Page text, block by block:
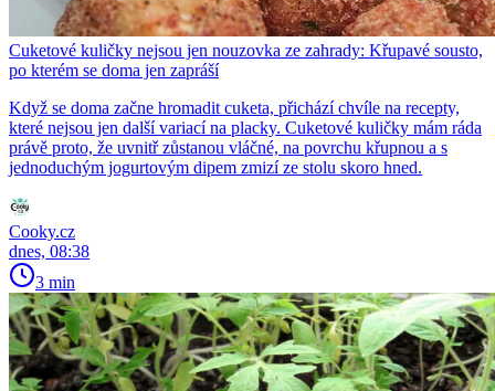
Cuketové kuličky nejsou jen nouzovka ze zahrady: Křupavé sousto,
po kterém se doma jen zapráší
Když se doma začne hromadit cuketa, přichází chvíle na recepty,
které nejsou jen další variací na placky. Cuketové kuličky mám ráda
právě proto, že uvnitř zůstanou vláčné, na povrchu křupnou a s
jednoduchým jogurtovým dipem zmizí ze stolu skoro hned.
Cooky.cz
dnes, 08:38
3 min